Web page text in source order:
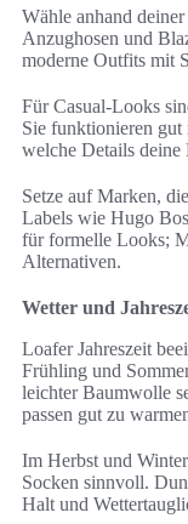
Wähle anhand
Anzughosen und
moderne Outfits mit
Für Casual-Looks
Sie funktionieren gut
welche Details deine
Setze auf Marken,
Labels wie Hugo
für formelle Looks;
Alternativen.
Wetter und
Loafer Jahreszeit
Frühling und
leichter Baumwolle
passen gut zu
Im Herbst und
Socken sinnvoll.
Halt und